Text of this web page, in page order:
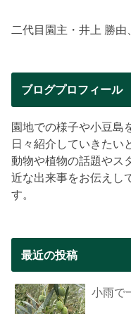
二代目園主・井上 勝
ブログプロフィール
園地での様子や小豆島
日々紹介していきたい
動物や植物の話題やス
近な出来事をお伝えし
す。
最近の投稿
小雨で